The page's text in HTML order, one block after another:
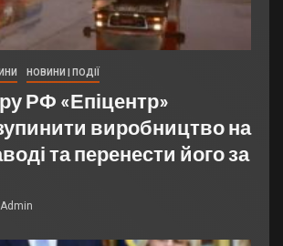
НОВИНИ | ПОДІЇ
РФ «Епіцентр»
виробництво на
та перенести його за
Admin